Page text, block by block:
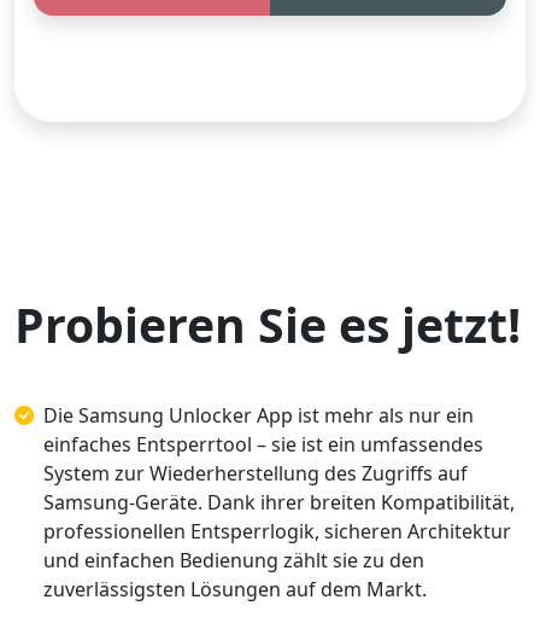
Probieren Sie es jetzt!
Die Samsung Unlocker App ist mehr als nur ein
einfaches Entsperrtool – sie ist ein umfassendes
System zur Wiederherstellung des Zugriffs auf
Samsung-Geräte. Dank ihrer breiten Kompatibilität,
professionellen Entsperrlogik, sicheren Architektur
und einfachen Bedienung zählt sie zu den
zuverlässigsten Lösungen auf dem Markt.